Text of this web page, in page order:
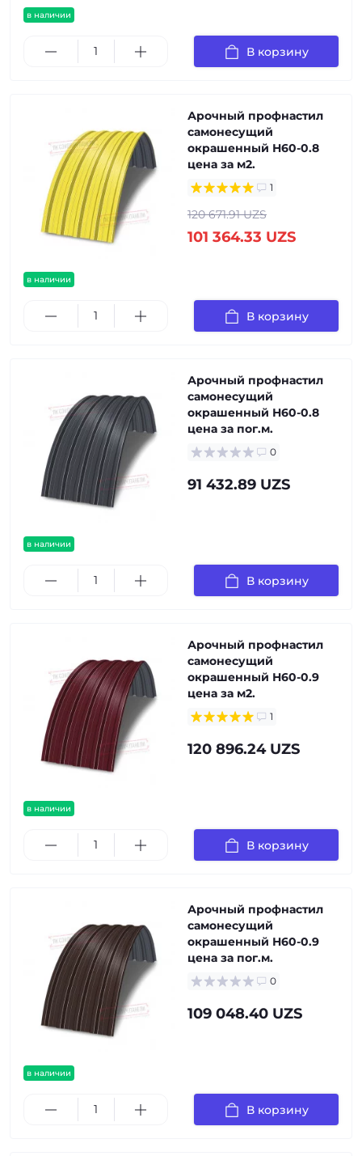
в наличии
В корзину
в наличии
Арочный профнастил
самонесущий
окрашенный Н60-0.8
цена за м2.
1
120 671.91 UZS
101 364.33 UZS
В корзину
в наличии
Арочный профнастил
самонесущий
окрашенный Н60-0.8
цена за пог.м.
0
91 432.89 UZS
В корзину
в наличии
Арочный профнастил
самонесущий
окрашенный Н60-0.9
цена за м2.
1
120 896.24 UZS
В корзину
в наличии
Арочный профнастил
самонесущий
окрашенный Н60-0.9
цена за пог.м.
0
109 048.40 UZS
В корзину